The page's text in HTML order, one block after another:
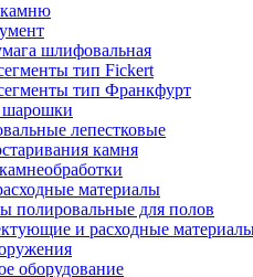
шлифовальная
тип Fickert
тип Франкфурт
шарошки
лепестковые
камня
материалы
полировальные для полов
и расходные
оборудование